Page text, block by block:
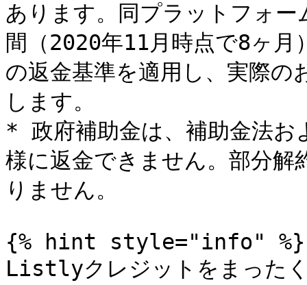
あります。同プラットフォ
間（2020年11月時点で8ヶ月
の返金基準を適用し、実際の
します。
* 政府補助金は、補助金法お
様に返金できません。部分解
りません。
{% hint style="info" %}
Listlyクレジットをまったく